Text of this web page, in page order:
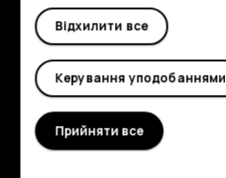
Детальніше
Planet and people
Підтримка
FacebookInstagram
TiktokYoutube
Відхилити все
Керування уподобаннями
Прийняти все